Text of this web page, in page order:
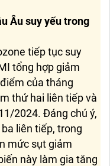
Âu suy yếu trong
tiếp tục suy
tổng hợp giảm
của tháng
thứ hai liên tiếp và
2024. Đáng chú ý,
liên tiếp, trong
mức sụt giảm
này làm gia tăng